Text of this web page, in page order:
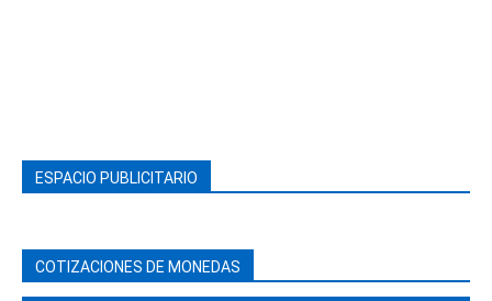
ESPACIO PUBLICITARIO
COTIZACIONES DE MONEDAS